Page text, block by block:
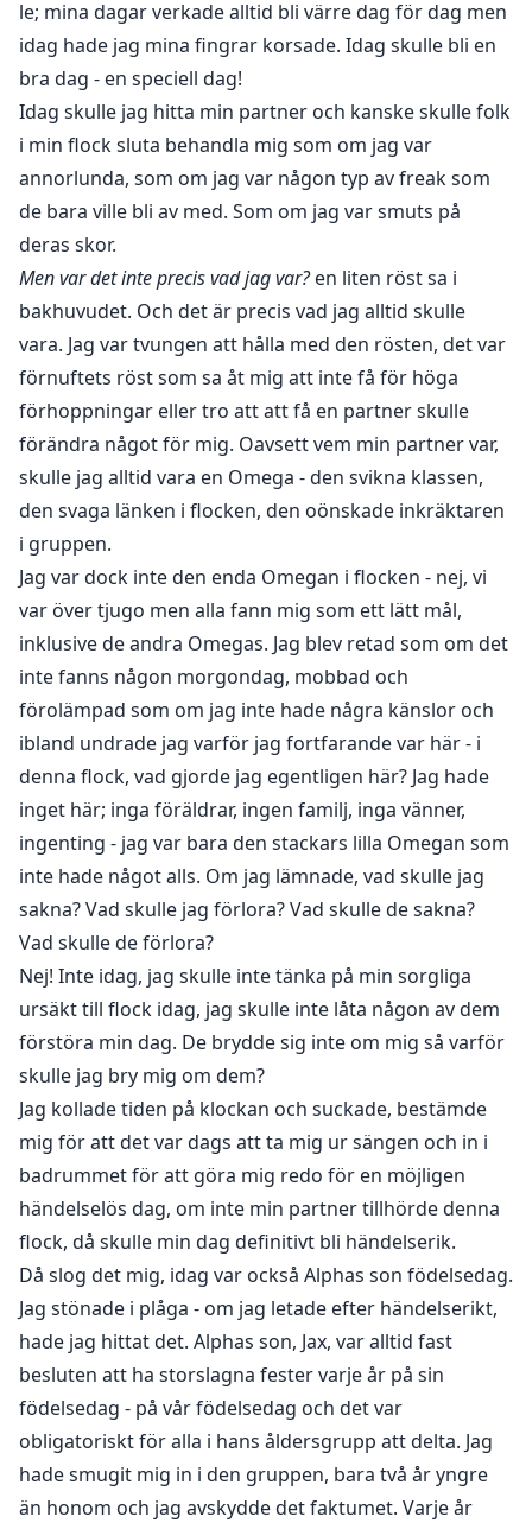
le; mina dagar verkade alltid bli värre dag för dag men
idag hade jag mina fingrar korsade. Idag skulle bli en
bra dag - en speciell dag!
Idag skulle jag hitta min partner och kanske skulle folk
i min flock sluta behandla mig som om jag var
annorlunda, som om jag var någon typ av freak som
de bara ville bli av med. Som om jag var smuts på
deras skor.
Men var det inte precis vad jag var?en liten röst sa i
bakhuvudet. Och det är precis vad jag alltid skulle
vara. Jag var tvungen att hålla med den rösten, det var
förnuftets röst som sa åt mig att inte få för höga
förhoppningar eller tro att att få en partner skulle
förändra något för mig. Oavsett vem min partner var,
skulle jag alltid vara en Omega - den svikna klassen,
den svaga länken i flocken, den oönskade inkräktaren
i gruppen.
Jag var dock inte den enda Omegan i flocken - nej, vi
var över tjugo men alla fann mig som ett lätt mål,
inklusive de andra Omegas. Jag blev retad som om det
inte fanns någon morgondag, mobbad och
förolämpad som om jag inte hade några känslor och
ibland undrade jag varför jag fortfarande var här - i
denna flock, vad gjorde jag egentligen här? Jag hade
inget här; inga föräldrar, ingen familj, inga vänner,
ingenting - jag var bara den stackars lilla Omegan som
inte hade något alls. Om jag lämnade, vad skulle jag
sakna? Vad skulle jag förlora? Vad skulle de sakna?
Vad skulle de förlora?
Nej! Inte idag, jag skulle inte tänka på min sorgliga
ursäkt till flock idag, jag skulle inte låta någon av dem
förstöra min dag. De brydde sig inte om mig så varför
skulle jag bry mig om dem?
Jag kollade tiden på klockan och suckade, bestämde
mig för att det var dags att ta mig ur sängen och in i
badrummet för att göra mig redo för en möjligen
händelselös dag, om inte min partner tillhörde denna
flock, då skulle min dag definitivt bli händelserik.
Då slog det mig, idag var också Alphas son födelsedag.
Jag stönade i plåga - om jag letade efter händelserikt,
hade jag hittat det. Alphas son, Jax, var alltid fast
besluten att ha storslagna fester varje år på sin
födelsedag - på vår födelsedag och det var
obligatoriskt för alla i hans åldersgrupp att delta. Jag
hade smugit mig in i den gruppen, bara två år yngre
än honom och jag avskydde det faktumet. Varje år